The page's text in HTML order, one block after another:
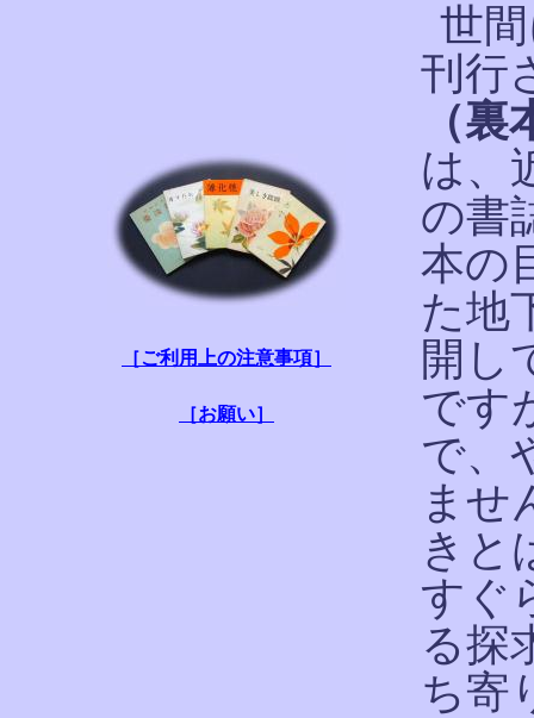
［ご利用上の注意事項］
［お願い］
世
刊行
（
は、
の書
本の
た地
開し
です
で、
ませ
きと
すぐ
る探
ち寄